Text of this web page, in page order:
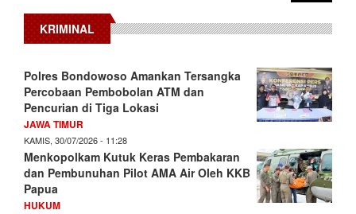
KRIMINAL
Polres Bondowoso Amankan Tersangka
Percobaan Pembobolan ATM dan
Pencurian di Tiga Lokasi
JAWA TIMUR
KAMIS, 30/07/2026 - 11:28
Menkopolkam Kutuk Keras Pembakaran
dan Pembunuhan Pilot AMA Air Oleh KKB
Papua
HUKUM